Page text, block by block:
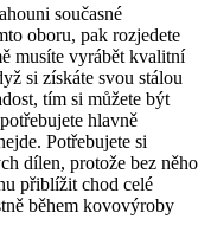
současné
oboru, pak rozjedete
musíte vyrábět kvalitní
si získáte svou stálou
tím si můžete být
hlavně
Potřebujete si
dílen, protože bez něho
přiblížit chod celé
během kovovýroby